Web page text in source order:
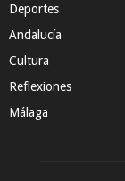
Deportes
Andalucía
Cultura
Reflexiones
Málaga